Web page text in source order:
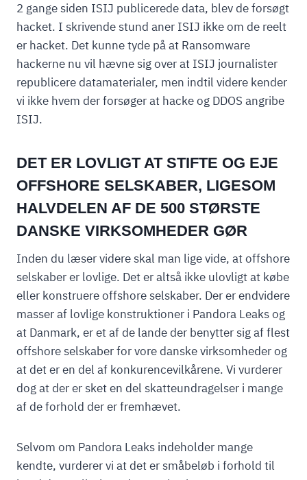
2 gange siden ISIJ publicerede data, blev de forsøgt
hacket. I skrivende stund aner ISIJ ikke om de reelt
er hacket. Det kunne tyde på at Ransomware
hackerne nu vil hævne sig over at ISIJ journalister
republicere datamaterialer, men indtil videre kender
vi ikke hvem der forsøger at hacke og DDOS angribe
ISIJ.
DET ER LOVLIGT AT STIFTE OG EJE
OFFSHORE SELSKABER, LIGESOM
HALVDELEN AF DE 500 STØRSTE
DANSKE VIRKSOMHEDER GØR
Inden du læser videre skal man lige vide, at offshore
selskaber er lovlige. Det er altså ikke ulovligt at købe
eller konstruere offshore selskaber. Der er endvidere
masser af lovlige konstruktioner i Pandora Leaks og
at Danmark, er et af de lande der benytter sig af flest
offshore selskaber for vore danske virksomheder og
at det er en del af konkurencevilkårene. Vi vurderer
dog at der er sket en del skatteundragelser i mange
af de forhold der er fremhævet.
Selvom om Pandora Leaks indeholder mange
kendte, vurderer vi at det er småbeløb i forhold til